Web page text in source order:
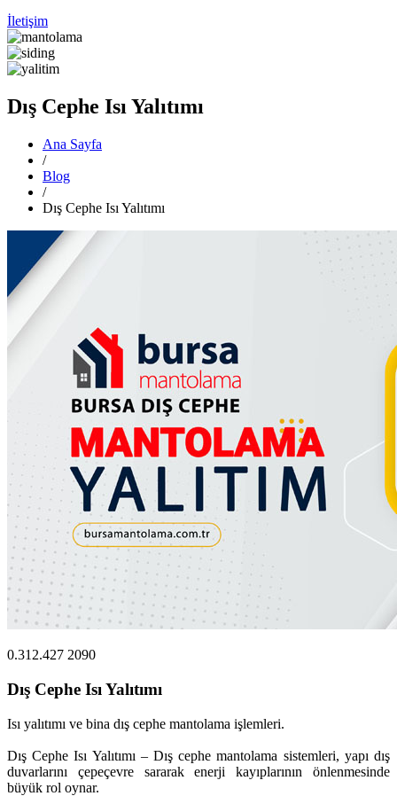
İletişim
Dış Cephe Isı Yalıtımı
Ana Sayfa
/
Blog
/
Dış Cephe Isı Yalıtımı
0.312.427 2090
Dış Cephe Isı Yalıtımı
Isı yalıtımı ve bina dış cephe mantolama işlemleri.
Dış Cephe Isı Yalıtımı – Dış cephe mantolama sistemleri, yapı dış
duvarlarını çepeçevre sararak enerji kayıplarının önlenmesinde
büyük rol oynar.